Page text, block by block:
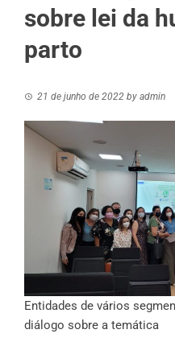
sobre lei da
parto
21 de junho de 2022 by admin
Entidades de vários
diálogo sobre a temática